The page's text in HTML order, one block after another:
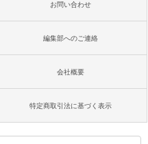
お問い合わせ
編集部へのご連絡
会社概要
特定商取引法に基づく表示